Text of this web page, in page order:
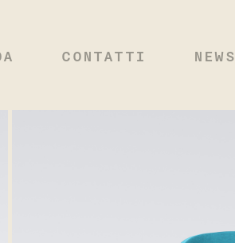
CONTATTI NEWS